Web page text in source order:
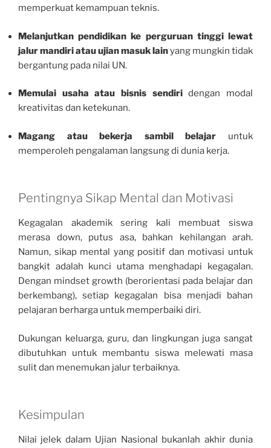
memperkuat kemampuan teknis.
Melanjutkan pendidikan ke perguruan tinggi lewat
jalur mandiri atau ujian masuk lainyang mungkin tidak
bergantung pada nilai UN.
Memulai usaha atau bisnis sendiridengan modal
kreativitas dan ketekunan.
Magang atau bekerja sambil belajar untuk
memperoleh pengalaman langsung di dunia kerja.
Pentingnya Sikap Mental dan Motivasi
Kegagalan akademik sering kali membuat siswa
merasa down, putus asa, bahkan kehilangan arah.
Namun, sikap mental yang positif dan motivasi untuk
bangkit adalah kunci utama menghadapi kegagalan.
Dengan mindset growth (berorientasi pada belajar dan
berkembang), setiap kegagalan bisa menjadi bahan
pelajaran berharga untuk memperbaiki diri.
Dukungan keluarga, guru, dan lingkungan juga sangat
dibutuhkan untuk membantu siswa melewati masa
sulit dan menemukan jalur terbaiknya.
Kesimpulan
Nilai jelek dalam Ujian Nasional bukanlah akhir dunia